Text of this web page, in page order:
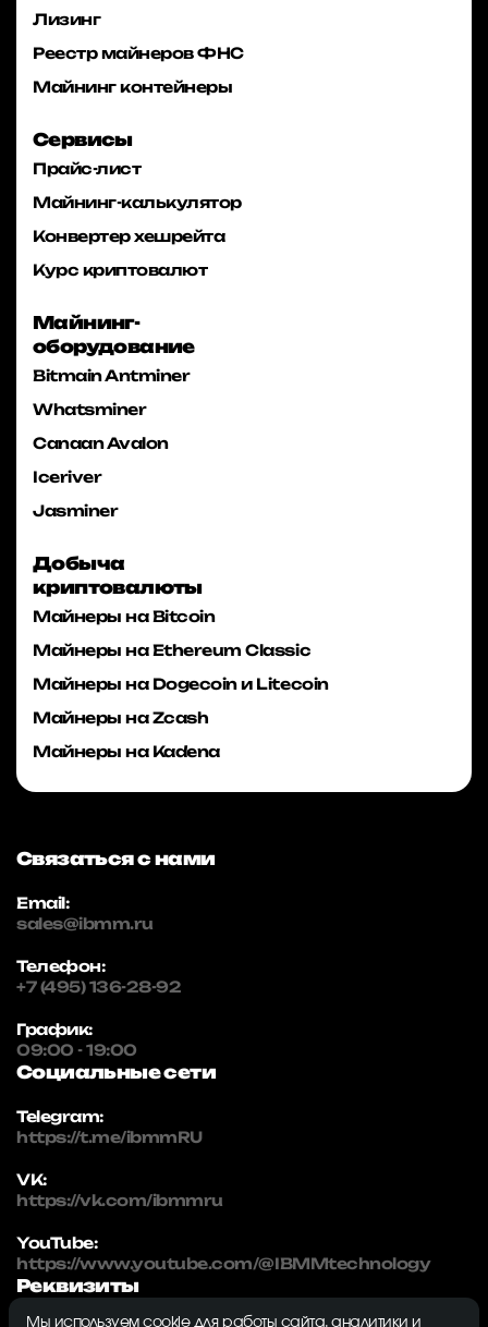
Лизинг
Реестр майнеров ФНС
Майнинг контейнеры
Сервисы
Прайс-лист
Майнинг-калькулятор
Конвертер хешрейта
Курс криптовалют
Майнинг-
оборудование
Bitmain Antminer
Whatsminer
Canaan Avalon
Iceriver
Jasminer
Добыча
криптовалюты
Майнеры на Bitcoin
Майнеры на Ethereum Classic
Майнеры на Dogecoin и Litecoin
Майнеры на Zcash
Майнеры на Kadena
Связаться с нами
Email:
sales@ibmm.ru
Телефон:
+7 (495) 136-28-92
График:
09:00 - 19:00
Социальные сети
Telegram:
https://t.me/ibmmRU
VK:
https://vk.com/ibmmru
YouTube:
https://www.youtube.com/@IBMMtechnology
Реквизиты
Мы используем cookie для работы сайта, аналитики и